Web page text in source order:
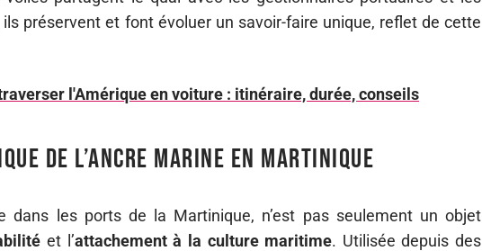
préservent et font évoluer un savoir-faire unique, reflet de cette
l'Amérique en voiture : itinéraire, durée, conseils
de l’ancre marine en Martinique
dans les ports de la Martinique, n’est pas seulement un objet
et l’attachement à la culture maritime. Utilisée depuis des